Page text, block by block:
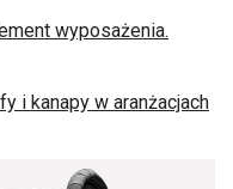
wyposażenia.
i kanapy w aranżacjach